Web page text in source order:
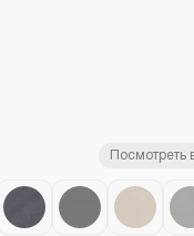
Посмотреть